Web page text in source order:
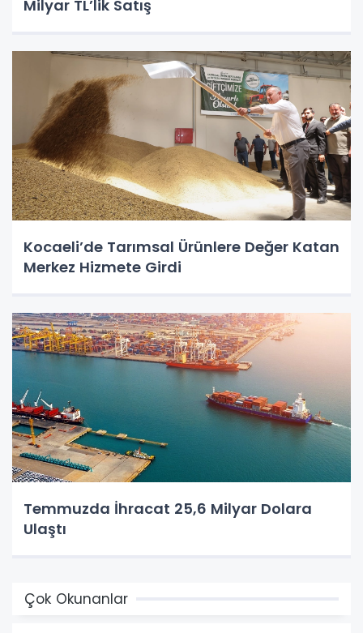
Milyar TL’lik Satış
Kocaeli’de Tarımsal Ürünlere Değer Katan
Merkez Hizmete Girdi
Temmuzda İhracat 25,6 Milyar Dolara
Ulaştı
Çok Okunanlar